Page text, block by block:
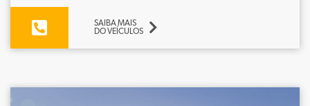
SAIBA MAIS
DO VEÍCULOS